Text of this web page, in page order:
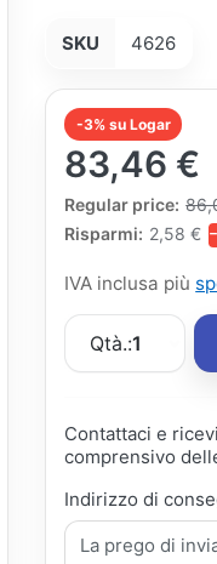
SKU 4626
-3% su Logar
83,46 €
Regular price:
The Regular Price
Risparmi: 2,58 €
IVA inclusa più
Qtà.:1
Contattaci e
comprensivo
Indirizzo di